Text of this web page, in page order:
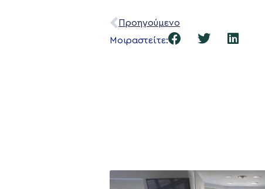
Προηγούμενο
Μοιραστείτε: